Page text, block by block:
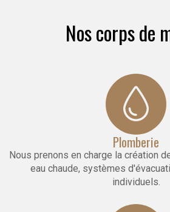
Nos corps de
Plomberie
Nous prenons en charge la création
eau chaude, systèmes
individuels.